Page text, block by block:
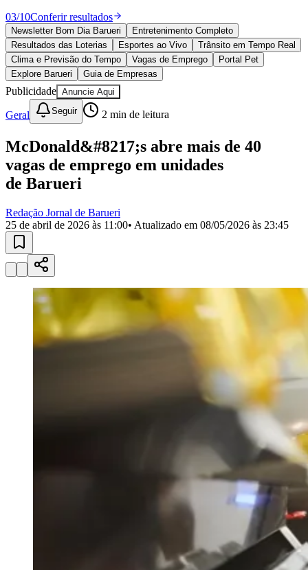
Esportes
Saúde
Segurança
Cultura
Meio Ambiente
Obras
Educação
Bairros de Barueri
Selecione sua regiãoPara notícias da sua região
AldeiaAldeia da Serra
JubranBelvalBethaville
RegiãoCotiaCruz PretaEngenho Novo
MilitarItapeviJandiraJardim AudirJardim BelvalJardim
EsperançaJardim Graziela
JulioJardim Líbano
MutingaJardim Paraíso
Jardim São PedroJardim São SilvestreJardim SilveiraJardim
Jardim Tupanci MutingaNova AldeinhaOsasco
CamargosParque Imperial Parque Santa LuziaParque Viana
Pirapora
do Bom Jesus
Recanto PhrynéaSantana de
ParnaíbaSilveiraTamboréVale do Sol Vila Barros
Carapicuíba Jandira ItapeviCotia
Pirapora
CajamarCaieiras
Franco da
03/10Conferir resultados
Newsletter Bom Dia Barueri
Entretenimento Completo
Resultados das Loterias
Esportes ao Vivo
Trânsito em Tempo Real
Clima e Previsão do Tempo
Vagas de Emprego
Portal Pet
Explore Barueri
Guia de Empresas
Publicidade Anuncie Aqui
Geral Seguir 2 min de leitura
McDonald&#8217;s abre mais de 40
vagas de emprego em unidades
de Barueri
Redação Jornal de Barueri
25 de abril de 2026 às 11:00• Atualizado em 08/05/2026 às 23:45